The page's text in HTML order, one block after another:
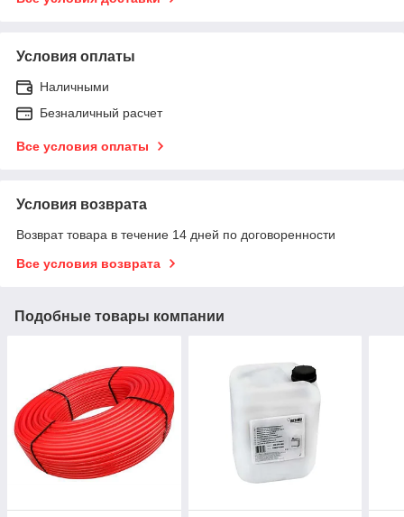
Условия оплаты
Наличными
Безналичный расчет
Все условия оплаты
Условия возврата
Возврат товара в течение 14 дней по договоренности
Все условия возврата
Подобные товары компании